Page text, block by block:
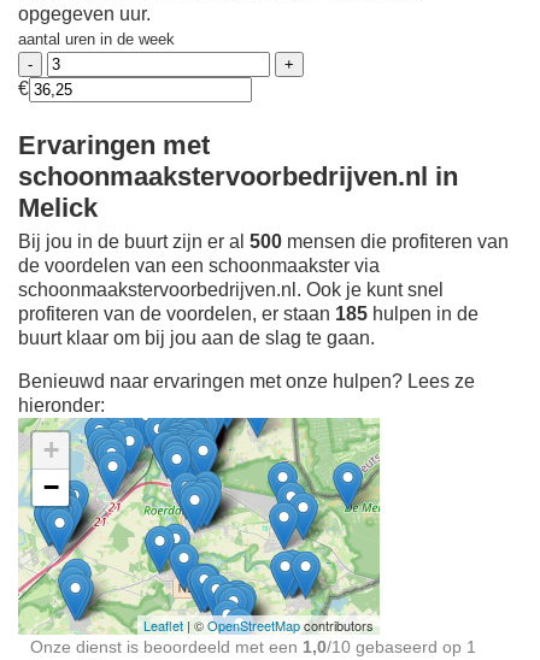
opgegeven uur.
aantal uren in de week
€
Ervaringen met
schoonmaakstervoorbedrijven.nl in
Melick
Bij jou in de buurt zijn er al 500 mensen die profiteren van
de voordelen van een schoonmaakster via
schoonmaakstervoorbedrijven.nl. Ook je kunt snel
profiteren van de voordelen, er staan 185 hulpen in de
buurt klaar om bij jou aan de slag te gaan.
Benieuwd naar ervaringen met onze hulpen? Lees ze
hieronder:
Ontdek meer ervaringen
Schoonmaakster bij
jou in de buurt
+
−
Leaflet | ©OpenStreetMapcontributors
Onze dienst is beoordeeld met een 1,0/10 gebaseerd op 1